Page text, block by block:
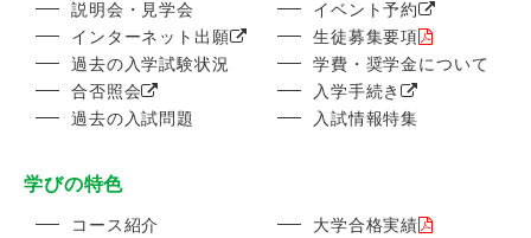
説明会・見学会
イベント予約
インターネット出願
生徒募集要項
過去の入学試験状況
学費・奨学金について
合否照会
入学手続き
過去の入試問題
入試情報特集
学びの特色
コース紹介
大学合格実績